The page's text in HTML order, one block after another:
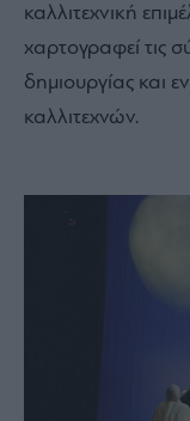
καλλιτεχνική
χαρτογραφεί τις
δημιουργίας και
καλλιτεχνών.